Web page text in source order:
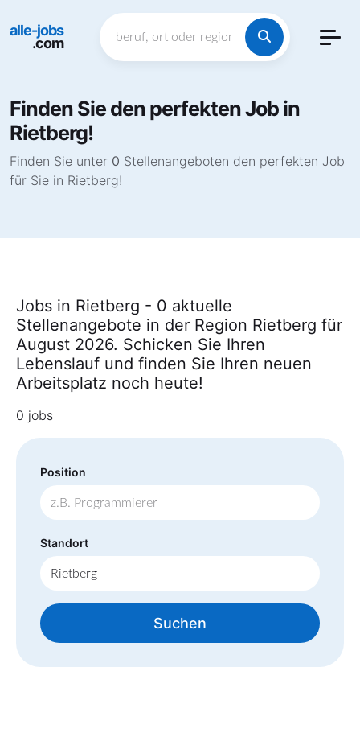
alle-jobs
.com
Finden Sie den perfekten Job in
Rietberg!
Finden Sie unter 0 Stellenangeboten den perfekten Job
für Sie in Rietberg!
Jobs in Rietberg - 0 aktuelle
Stellenangebote in der Region Rietberg für
August 2026. Schicken Sie Ihren
Lebenslauf und finden Sie Ihren neuen
Arbeitsplatz noch heute!
0 jobs
Position
Standort
Suchen